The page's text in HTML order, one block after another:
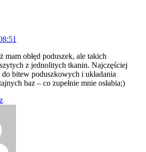
mam obłęd poduszek, ale takich
z jednolitych tkanin. Najczęściej
do bitew poduszkowych i układania
baz – co zupełnie mnie osłabia;)